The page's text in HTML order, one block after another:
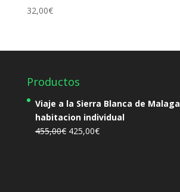
32,00€
Productos
Viaje a la Sierra Blanca de Malaga
habitacion individual
455,00€ El
425,00€El